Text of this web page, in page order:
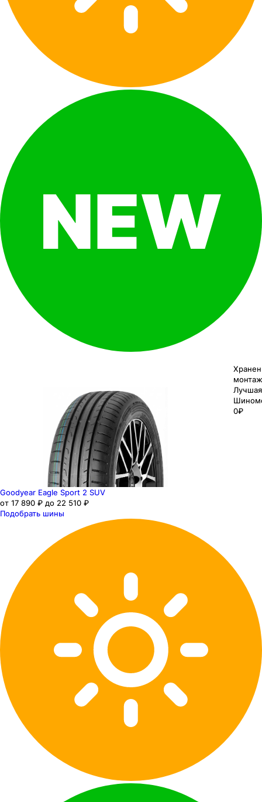
0₽
Goodyear Eagle Sport 2 SUV
от 17 890 ₽ до 22 510 ₽
Подобрать шины